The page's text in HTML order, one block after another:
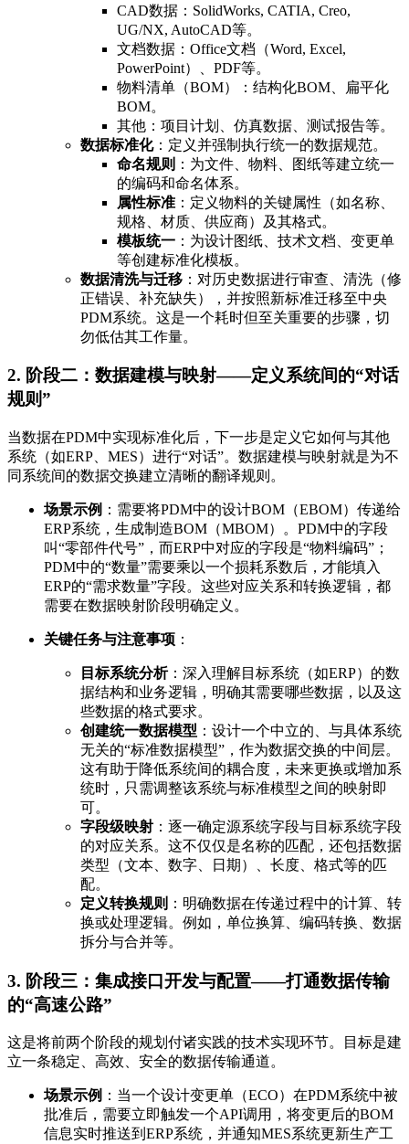
CAD数据：SolidWorks, CATIA, Creo,
UG/NX, AutoCAD等。
文档数据：Office文档（Word, Excel,
PowerPoint）、PDF等。
物料清单（BOM）：结构化BOM、扁平化
BOM。
其他：项目计划、仿真数据、测试报告等。
数据标准化：定义并强制执行统一的数据规范。
命名规则 ：为文件、物料、图纸等建立统一
的编码和命名体系。
属性标准 ：定义物料的关键属性（如名称、
规格、材质、供应商）及其格式。
模板统一 ：为设计图纸、技术文档、变更单
等创建标准化模板。
数据清洗与迁移 ：对历史数据进行审查、清洗（修
正错误、补充缺失），并按照新标准迁移至中央
PDM系统。这是一个耗时但至关重要的步骤，切
勿低估其工作量。
2. 阶段二：数据建模与映射——定义系统间的“对话
规则”
当数据在PDM中实现标准化后，下一步是定义它如何与其他
系统（如ERP、MES）进行“对话”。数据建模与映射就是为不
同系统间的数据交换建立清晰的翻译规则。
场景示例 ：需要将PDM中的设计BOM（EBOM）传递给
ERP系统，生成制造BOM（MBOM）。PDM中的字段
叫“零部件代号”，而ERP中对应的字段是“物料编码”；
PDM中的“数量”需要乘以一个损耗系数后，才能填入
ERP的“需求数量”字段。这些对应关系和转换逻辑，都
需要在数据映射阶段明确定义。
关键任务与注意事项 ：
目标系统分析：深入理解目标系统（如ERP）的数
据结构和业务逻辑，明确其需要哪些数据，以及这
些数据的格式要求。
创建统一数据模型 ：设计一个中立的、与具体系统
无关的“标准数据模型”，作为数据交换的中间层。
这有助于降低系统间的耦合度，未来更换或增加系
统时，只需调整该系统与标准模型之间的映射即
可。
字段级映射 ：逐一确定源系统字段与目标系统字段
的对应关系。这不仅仅是名称的匹配，还包括数据
类型（文本、数字、日期）、长度、格式等的匹
配。
定义转换规则 ：明确数据在传递过程中的计算、转
换或处理逻辑。例如，单位换算、编码转换、数据
拆分与合并等。
3. 阶段三：集成接口开发与配置——打通数据传输
的“高速公路”
这是将前两个阶段的规划付诸实践的技术实现环节。目标是建
立一条稳定、高效、安全的数据传输通道。
场景示例 ：当一个设计变更单（ECO）在PDM系统中被
批准后，需要立即触发一个API调用，将变更后的BOM
信息实时推送到ERP系统，并通知MES系统更新生产工